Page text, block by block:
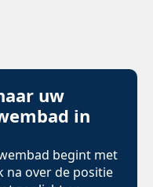
uw
in
begint met
na over de positie